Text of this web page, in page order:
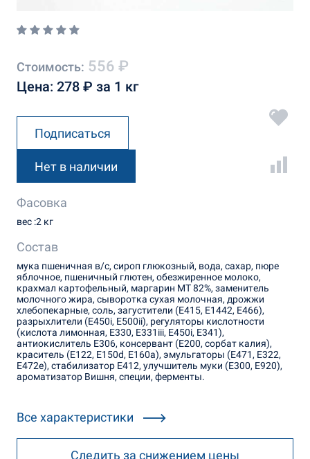
Стоимость: 556 ₽
Цена: 278 ₽ за 1 кг
Подписаться
Нет в наличии
Фасовка
вес :2 кг
Состав
мука пшеничная в/с, сироп глюкозный, вода, сахар, пюре
яблочное, пшеничный глютен, обезжиренное молоко,
крахмал картофельный, маргарин МТ 82%, заменитель
молочного жира, сыворотка сухая молочная, дрожжи
хлебопекарные, соль, загустители (Е415, Е1442, Е466),
разрыхлители (Е450i, Е500ii), регуляторы кислотности
(кислота лимонная, Е330, Е331iii, Е450i, Е341),
антиокислитель Е306, консервант (Е200, сорбат калия),
краситель (Е122, Е150d, Е160а), эмульгаторы (Е471, Е322,
Е472е), стабилизатор Е412, улучшитель муки (Е300, Е920),
ароматизатор Вишня, специи, ферменты.
Все характеристики
Следить за снижением цены